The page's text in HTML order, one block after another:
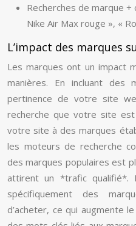
Recherches de marque +
Nike Air Max rouge », «
L’impact des marques
Les marques ont un impact
manières. En incluant des
pertinence de votre site
recherche que votre site
votre site à des marques
les moteurs de recherche
des marques populaires est
attirent un *trafic qualifié*.
spécifiquement des
d’acheter, ce qui augmente